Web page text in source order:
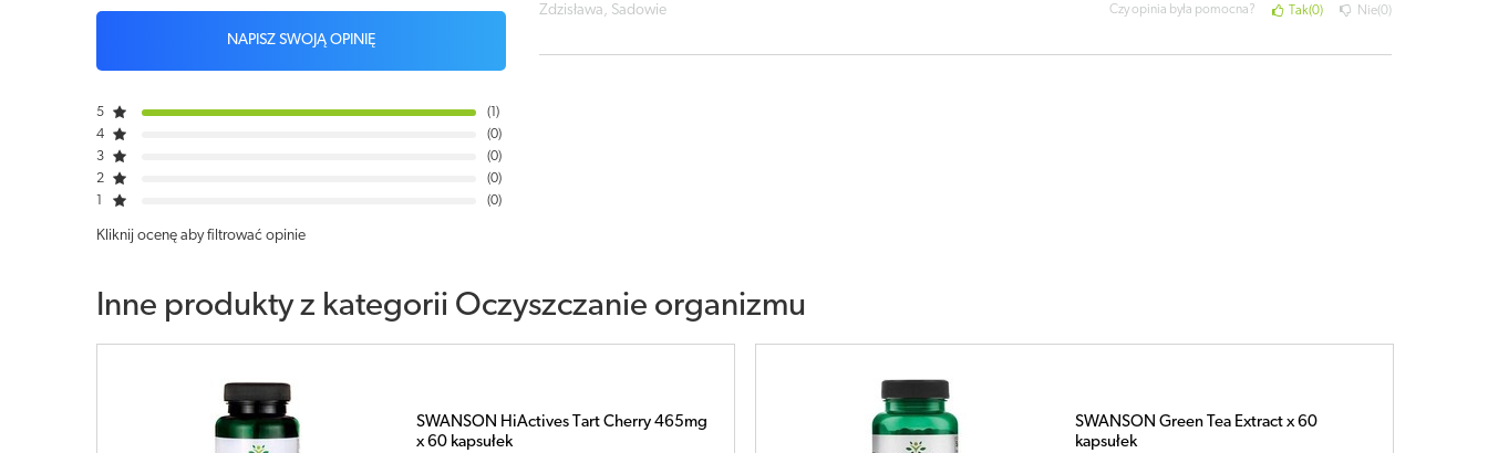
NAPISZ SWOJĄ OPINIĘ
5
1
4
0
3
0
2
0
0
Kliknij ocenę aby filtrować opinie
Zdzisława, Sadowie Czy opinia była pomocna? Tak 0 Nie 0
Inne produkty z kategorii Oczyszczanie organizmu
SWANSON Green Tea Extract x 60
kapsułek
SWANSON Kudzu 500mg x 60 kapsułek